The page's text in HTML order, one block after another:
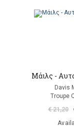
Μάιλς -
Davis
Troupe
€ 21,20